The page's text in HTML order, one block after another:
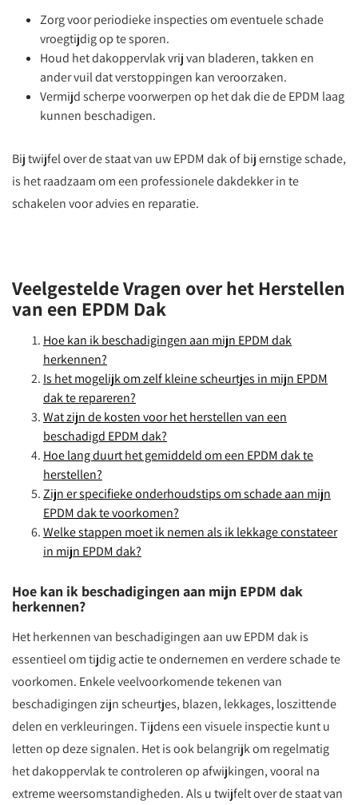
Zorg voor periodieke inspecties om eventuele schade
vroegtijdig op te sporen.
Houd het dakoppervlak vrij van bladeren, takken en
ander vuil dat verstoppingen kan veroorzaken.
Vermijd scherpe voorwerpen op het dak die de EPDM laag
kunnen beschadigen.
Bij twijfel over de staat van uw EPDM dak of bij ernstige schade,
is het raadzaam om een professionele dakdekker in te
schakelen voor advies en reparatie.
Veelgestelde Vragen over het Herstellen
van een EPDM Dak
Hoe kan ik beschadigingen aan mijn EPDM dak
herkennen?
Is het mogelijk om zelf kleine scheurtjes in mijn EPDM
dak te repareren?
Wat zijn de kosten voor het herstellen van een
beschadigd EPDM dak?
Hoe lang duurt het gemiddeld om een EPDM dak te
herstellen?
Zijn er specifieke onderhoudstips om schade aan mijn
EPDM dak te voorkomen?
Welke stappen moet ik nemen als ik lekkage constateer
in mijn EPDM dak?
Hoe kan ik beschadigingen aan mijn EPDM dak
herkennen?
Het herkennen van beschadigingen aan uw EPDM dak is
essentieel om tijdig actie te ondernemen en verdere schade te
voorkomen. Enkele veelvoorkomende tekenen van
beschadigingen zijn scheurtjes, blazen, lekkages, loszittende
delen en verkleuringen. Tijdens een visuele inspectie kunt u
letten op deze signalen. Het is ook belangrijk om regelmatig
het dakoppervlak te controleren op afwijkingen, vooral na
extreme weersomstandigheden. Als u twijfelt over de staat van